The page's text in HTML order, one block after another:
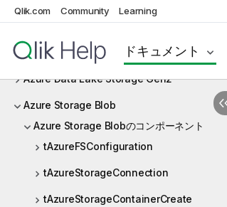
Qlik.com Community Learning
ドキュメント
AS400
Avro
Azure Data Lake Storage Gen2
Azure Storage Blob
Azure Storage Blobのコンポーネント
tAzureFSConfiguration
tAzureStorageConnection
tAzureStorageContainerCreate